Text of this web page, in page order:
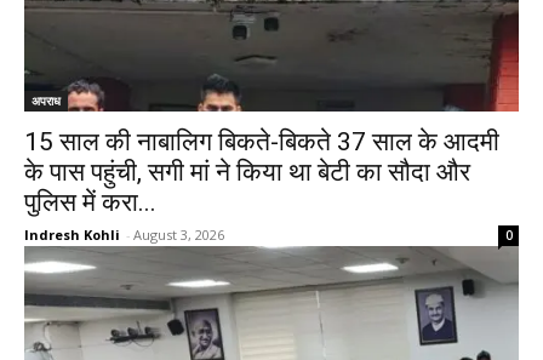
अपराध
15 साल की नाबालिग बिकते-बिकते 37 साल के आदमी
के पास पहुंची, सगी मां ने किया था बेटी का सौदा और
पुलिस में करा...
Indresh Kohli - August 3, 2026 0